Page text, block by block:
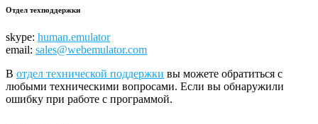
Отдел техподдержки
skype: human.emulator
email: sales@webemulator.com
В отдел технической поддержки вы можете обратиться с
любыми техническими вопросами. Если вы обнаружили
ошибку при работе с программой.